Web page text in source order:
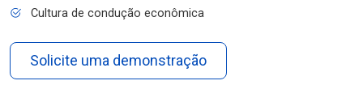
Cultura de condução econômica
Solicite uma demonstração